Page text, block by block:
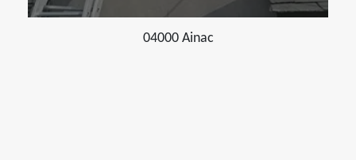
04000 Ainac